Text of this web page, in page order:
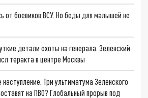
от боевиков ВСУ. Но беды для малышей не
детали охоты на генерала. Зеленский
теракта в центре Москвы
Три ультиматума Зеленского
на ПВО? Глобальный прорыв под